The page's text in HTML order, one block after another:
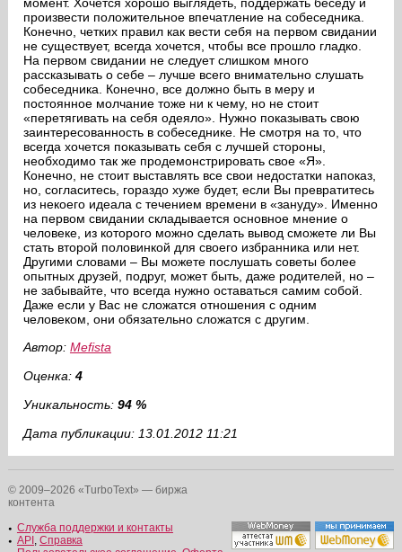
пользователей
произвести положительное впечатление на собеседника.
Конечно, четких правил как вести себя на первом свидании
не существует, всегда хочется, чтобы все прошло гладко.
На первом свидании не следует слишком много
рассказывать о себе – лучше всего внимательно слушать
собеседника. Конечно, все должно быть в меру и
постоянное молчание тоже ни к чему, но не стоит
«перетягивать на себя одеяло». Нужно показывать свою
заинтересованность в собеседнике. Не смотря на то, что
всегда хочется показывать себя с лучшей стороны,
необходимо так же продемонстрировать свое «Я».
Конечно, не стоит выставлять все свои недостатки напоказ,
но, согласитесь, гораздо хуже будет, если Вы превратитесь
из некоего идеала с течением времени в «зануду». Именно
на первом свидании складывается основное мнение о
человеке, из которого можно сделать вывод сможете ли Вы
стать второй половинкой для своего избранника или нет.
Другими словами – Вы можете послушать советы более
опытных друзей, подруг, может быть, даже родителей, но –
не забывайте, что всегда нужно оставаться самим собой.
Даже если у Вас не сложатся отношения с одним
человеком, они обязательно сложатся с другим.
Автор: Mefista
Оценка: 4
Уникальность: 94 %
Дата публикации: 13.01.2012 11:21
© 2009–2026 «TurboText» — биржа
контента
Служба поддержки и контакты
API , Справка